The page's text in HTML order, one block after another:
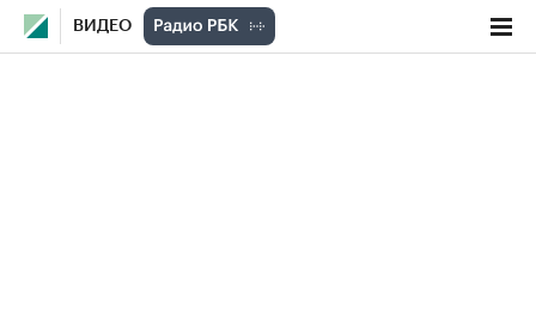
ВИДЕО